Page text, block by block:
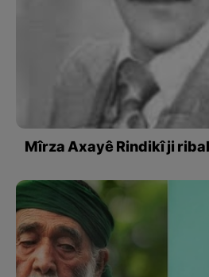
Mîrza Axayê Rindikî ji